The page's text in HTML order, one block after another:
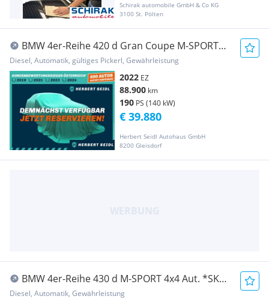
Schirak automobile GmbH & Co KG
3100 St. Pölten
BMW 4er-Reihe 420 d Gran Coupe M-SPORT
4x4 Aut. *VOLL LED & F...
Diesel, Automatik, gültiges Pickerl, Gewährleistung
2022 EZ
88.900 km
190 PS (140 kW)
Herbert Seidl Autohaus GmbH
8200 Gleisdorf
€ 39.880
BMW 4er-Reihe 430 d M-SPORT 4x4 Aut. *SKY /
ADAPT. LED / NAVI...
Diesel, Automatik, Gewährleistung